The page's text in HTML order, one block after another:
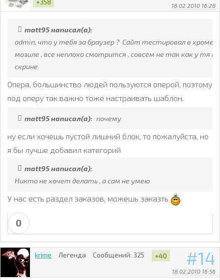
18.02.2010 16:28
+358
matt95 написал(а):
admin, что у тебя за браузер ? Сайт тестировал в хроме и
мозиле , все неплохо смотрится , совсем не так как у тя на
скрине
Опера, большинство людей пользуются оперой, поэтому
под оперу так важно тоже настраивать шаблон.
matt95 написал(а): почему
ну если хочешь пустой лишний блок, то пожалуйста, но
я бы лучше добавил категорий
matt95 написал(а):
Никто не хочет делать , а сам не умею
У нас есть раздел заказов, можешь заказть
0
14
18.02.2010 16:56
krime Легенда Сообщений: 325 +40